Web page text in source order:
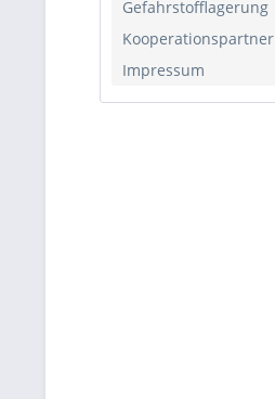
Gefahrstofflagerung
Kooperationspartner
Impressum